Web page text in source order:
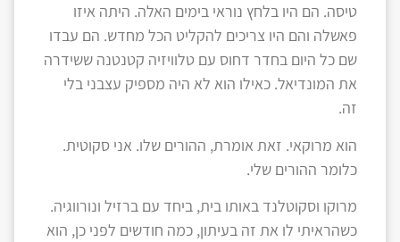
טיסה. הם היו בלחץ נוראי בימים האלה. היתה איזו
פאשלה והם היו צריכים להקליט הכל מחדש. הם עבדו
שם כל היום בחדר דחוס עם טלוויזיה קטנטנה ששידרה
את המונדיאל. כאילו הוא לא היה מספיק עצבני בלי
זה.
הוא מרוקאי. זאת אומרת, ההורים שלו. אני סקוטית.
כלומר ההורים שלי.
מרוקו וסקוטלנד באותו בית, ביחד עם ברזיל ונורווגיה.
כשהראיתי לו את זה בעיתון, כמה חודשים לפני כן, הוא